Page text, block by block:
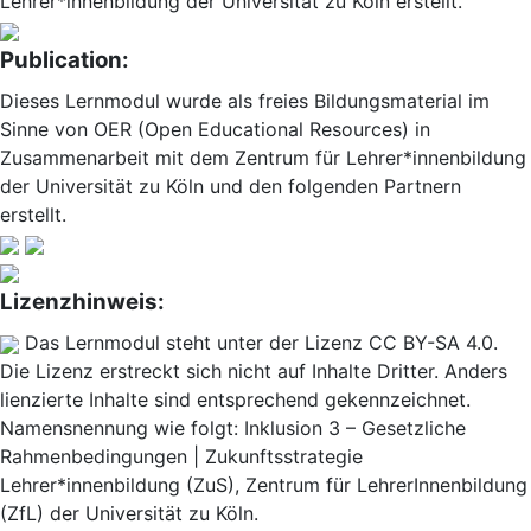
Publication:
Dieses Lernmodul wurde als freies Bildungsmaterial im
Sinne von OER (Open Educational Resources) in
Zusammenarbeit mit dem Zentrum für Lehrer*innenbildung
der Universität zu Köln und den folgenden Partnern
erstellt.
Lizenzhinweis:
Das Lernmodul steht unter der Lizenz CC BY-SA 4.0.
Die Lizenz erstreckt sich nicht auf Inhalte Dritter. Anders
lienzierte Inhalte sind entsprechend gekennzeichnet.
Namensnennung wie folgt: Inklusion 3 – Gesetzliche
Rahmenbedingungen | Zukunftsstrategie
Lehrer*innenbildung (ZuS), Zentrum für LehrerInnenbildung
(ZfL) der Universität zu Köln.